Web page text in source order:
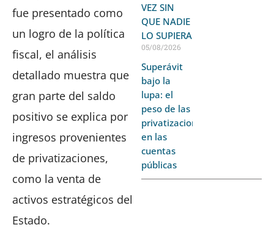
fue presentado como
un logro de la política
fiscal, el análisis
detallado muestra que
gran parte del saldo
positivo se explica por
ingresos provenientes
de privatizaciones,
como la venta de
activos estratégicos del
Estado.
VEZ SIN
QUE NADIE
LO SUPIERA
05/08/2026
Superávit
bajo la
lupa: el
peso de las
privatizaciones
en las
cuentas
públicas